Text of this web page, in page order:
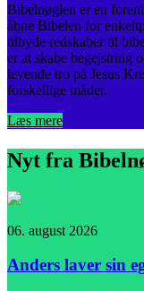
Bibelnøglen er en
åbne Bibelen for
tilbyde redskaber til
er at skabe begejstring
levende tro på Jesus
forskellige måder.
Læs mere
Nyt fra
06. august 2026
Anders laver sin